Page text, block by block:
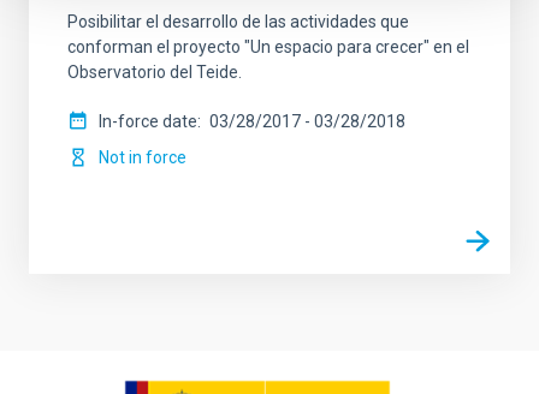
Posibilitar el desarrollo de las actividades que
conforman el proyecto "Un espacio para crecer" en el
Observatorio del Teide.
In-force date 03/28/2017 - 03/28/2018
Not in force